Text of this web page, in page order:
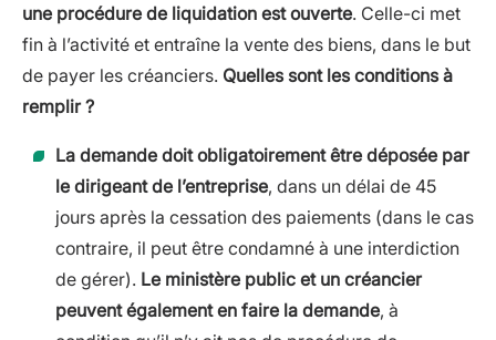
une procédure de liquidation est ouverte. Celle-ci met
fin à l’activité et entraîne la vente des biens, dans le but
de payer les créanciers. Quelles sont les conditions à
remplir ?
La demande doit obligatoirement être déposée par
le dirigeant de l’entreprise, dans un délai de 45
jours après la cessation des paiements (dans le cas
contraire, il peut être condamné à une interdiction
de gérer). Le ministère public et un créancier
peuvent également en faire la demande, à